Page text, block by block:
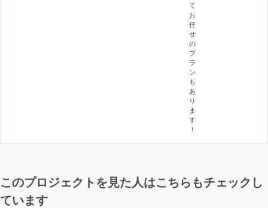
て
お
任
せ
の
プ
ラ
ン
も
あ
り
ま
す
！
このプロジェクトを見た人はこちらもチェックし
ています